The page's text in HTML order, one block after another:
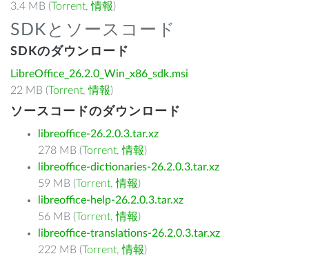
3.4 MB (Torrent,情報)
SDKとソースコード
SDKのダウンロード
LibreOffice_26.2.0_Win_x86_sdk.msi
22 MB (Torrent,情報)
ソースコードのダウンロード
libreoffice-26.2.0.3.tar.xz
278 MB (Torrent,情報)
libreoffice-dictionaries-26.2.0.3.tar.xz
59 MB (Torrent,情報)
libreoffice-help-26.2.0.3.tar.xz
56 MB (Torrent,情報)
libreoffice-translations-26.2.0.3.tar.xz
222 MB (Torrent,情報)